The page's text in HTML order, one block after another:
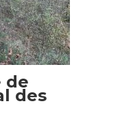
de
des